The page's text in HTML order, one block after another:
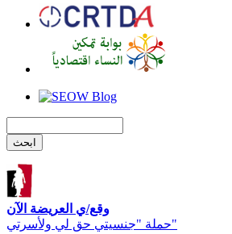
وقع/ي العريضة الآن
حملة "جنسيتي حق لي ولأسرتي"